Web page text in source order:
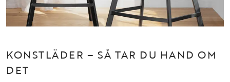
KONSTLÄDER – SÅ TAR DU HAND OM
DET